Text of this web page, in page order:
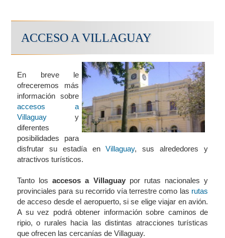
ACCESO A VILLAGUAY
En breve le
ofreceremos más
información sobre
accesos a
Villaguay y
diferentes
posibilidades para
disfrutar su estadía enVillaguay, sus alrededores y
atractivos turísticos.
Tanto losaccesos a Villaguaypor rutas nacionales y
provinciales para su recorrido vía terrestre como las rutas
de acceso desde el aeropuerto, si se elige viajar en avión.
A su vez podrá obtener información sobre caminos de
ripio, o rurales hacia las distintas atracciones turísticas
que ofrecen las cercanías de Villaguay.